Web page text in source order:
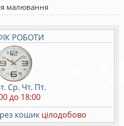
малювання
РОБОТИ
Ср. Чт. Пт.
до 18:00
кошик цілодобово